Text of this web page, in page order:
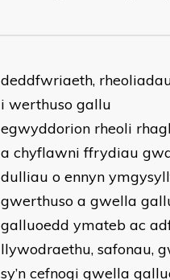
deddfwriaeth,
i werthuso gallu
egwyddorion rheoli
a chyflawni ffrydiau
dulliau o ennyn
gwerthuso a gwella
galluoedd ymateb ac
llywodraethu, safonau,
sy’n cefnogi gwella